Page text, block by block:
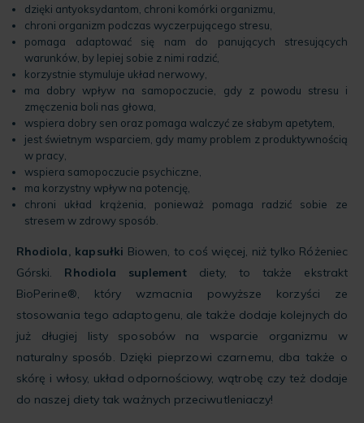
dzięki antyoksydantom, chroni komórki organizmu,
chroni organizm podczas wyczerpującego stresu,
pomaga adaptować się nam do panujących stresujących
warunków, by lepiej sobie z nimi radzić,
korzystnie stymuluje układ nerwowy,
ma dobry wpływ na samopoczucie, gdy z powodu stresu i
zmęczenia boli nas głowa,
wspiera dobry sen oraz pomaga walczyć ze słabym apetytem,
jest świetnym wsparciem, gdy mamy problem z produktywnością
w pracy,
wspiera samopoczucie psychiczne,
ma korzystny wpływ na potencję,
chroni układ krążenia, ponieważ pomaga radzić sobie ze
stresem w zdrowy sposób.
Rhodiola, kapsułki Biowen, to coś więcej, niż tylko Różeniec
Górski. Rhodiola suplementdiety, to także ekstrakt
BioPerine®, który wzmacnia powyższe korzyści ze
stosowania tego adaptogenu, ale także dodaje kolejnych do
już długiej listy sposobów na wsparcie organizmu w
naturalny sposób. Dzięki pieprzowi czarnemu, dba także o
skórę i włosy, układ odpornościowy, wątrobę czy też dodaje
do naszej diety tak ważnych przeciwutleniaczy!